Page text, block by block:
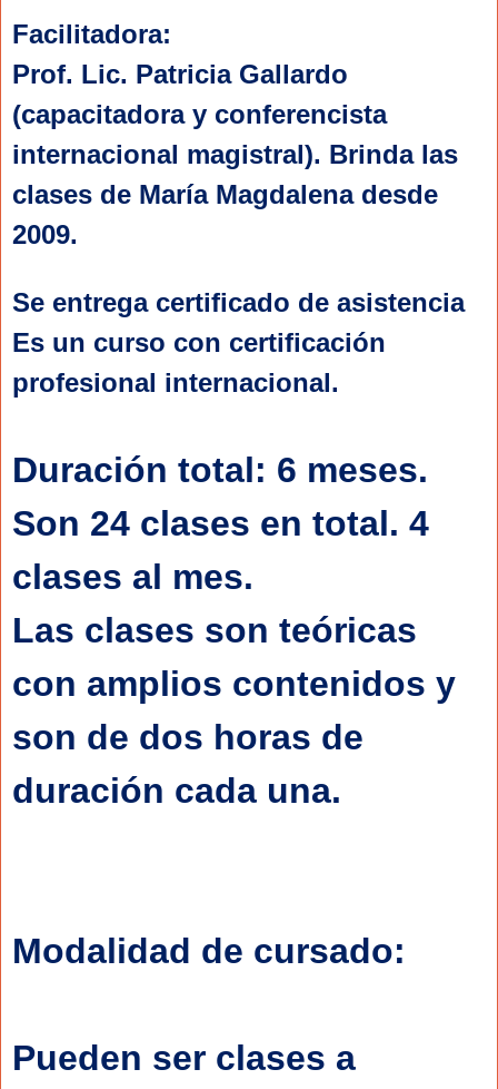
Facilitadora:
Prof. Lic. Patricia Gallardo
(capacitadora y conferencista
internacional magistral). Brinda las
clases de María Magdalena desde
2009.
Se entrega certificado de asistencia
Es un curso con certificación
profesional internacional.
Duración total: 6 meses.
Son 24 clases en total. 4
clases al mes.
Las clases son teóricas
con amplios contenidos y
duración cada una.
Modalidad de cursado:
Pueden ser clases a